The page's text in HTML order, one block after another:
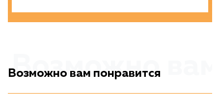
Возможно вам понравится
Возможно